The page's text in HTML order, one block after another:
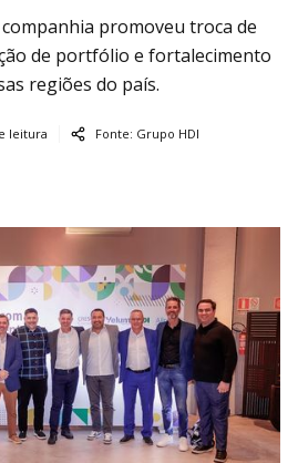
promoveu troca de
de portfólio e fortalecimento
regiões do país.
leitura Fonte: Grupo HDI